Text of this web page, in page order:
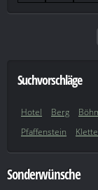
Suchvorschläge
Hotel Berg
Pfaffenstein
Sonderwünsche